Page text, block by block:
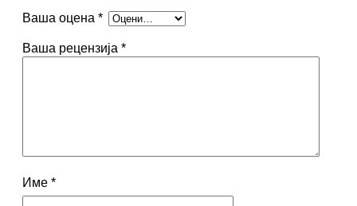
Ваша оцена *
Ваша рецензија *
Име *